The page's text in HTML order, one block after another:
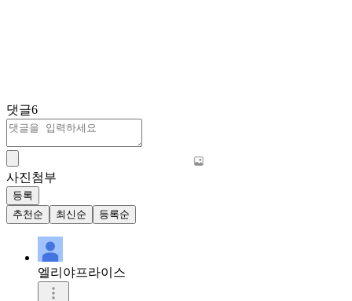
댓글6
사진첨부
등록
추천순
최신순 등록순
엘리야프라이스